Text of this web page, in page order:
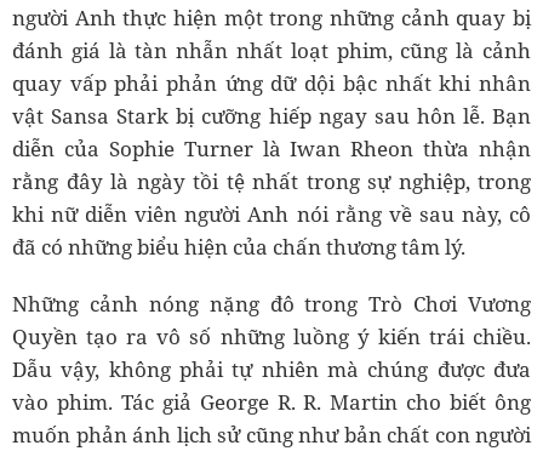
người Anh thực hiện một trong những cảnh quay bị
đánh giá là tàn nhẫn nhất loạt phim, cũng là cảnh
quay vấp phải phản ứng dữ dội bậc nhất khi nhân
vật Sansa Stark bị cưỡng hiếp ngay sau hôn lễ. Bạn
diễn của Sophie Turner là Iwan Rheon thừa nhận
rằng đây là ngày tồi tệ nhất trong sự nghiệp, trong
khi nữ diễn viên người Anh nói rằng về sau này, cô
đã có những biểu hiện của chấn thương tâm lý.
Những cảnh nóng nặng đô trong Trò Chơi Vương
Quyền tạo ra vô số những luồng ý kiến trái chiều.
Dẫu vậy, không phải tự nhiên mà chúng được đưa
vào phim. Tác giả George R. R. Martin cho biết ông
muốn phản ánh lịch sử cũng như bản chất con người